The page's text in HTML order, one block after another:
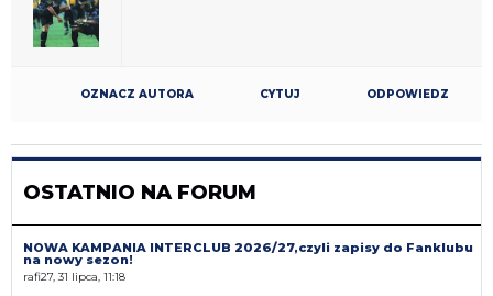
OZNACZ AUTORA CYTUJ ODPOWIEDZ
OSTATNIO NA FORUM
NOWA KAMPANIA INTERCLUB 2026/27,czyli zapisy do Fanklubu
na nowy sezon!
rafi27, 31 lipca, 11:18